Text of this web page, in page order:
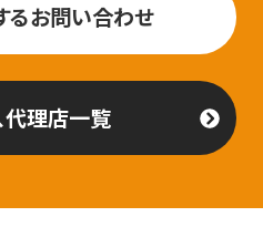
るお問い合わせ
代理店一覧